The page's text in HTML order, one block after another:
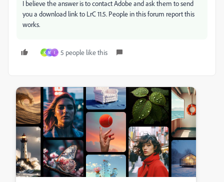
I believe the answer is to contact Adobe and ask them to send
you a download link to LrC 11.5. People in this forum report this
works.
K M I 5 people like this